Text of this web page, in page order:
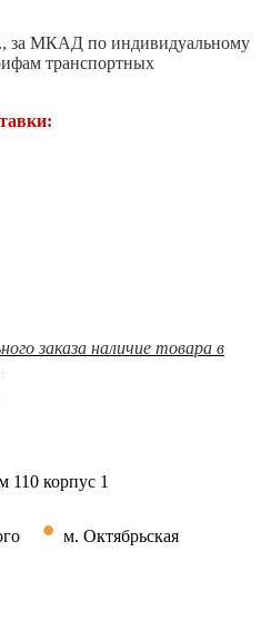
за МКАД по индивидуальному
транспортных
заказа наличие товара в
110 корпус 1
• м. Октябрьская